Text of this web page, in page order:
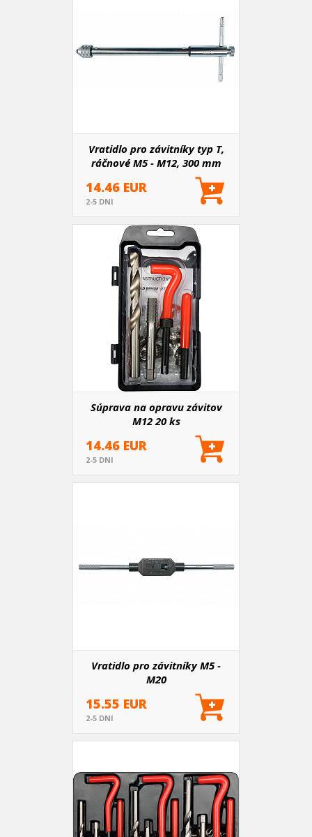
Vratidlo pro závitníky typ T,
ráčnové M5 - M12, 300 mm
14.46 EUR
2-5 DNI
Súprava na opravu závitov
M12 20 ks
14.46 EUR
2-5 DNI
Vratidlo pro závitníky M5 -
M20
15.55 EUR
2-5 DNI